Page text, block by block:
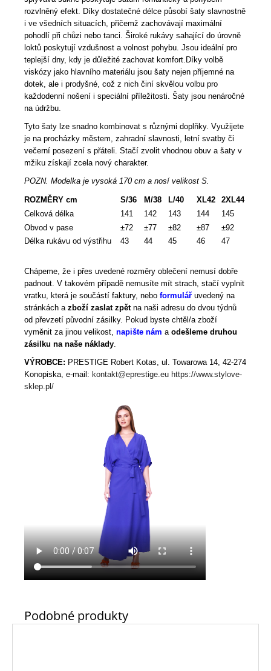
rozvlněný efekt. Díky dostatečné délce působí šaty slavnostně
i ve všedních situacích, přičemž zachovávají maximální
pohodlí při chůzi nebo tanci. Široké rukávy sahající do úrovně
loktů poskytují vzdušnost a volnost pohybu. Jsou ideální pro
teplejší dny, kdy je důležité zachovat komfort.Díky volbě
viskózy jako hlavního materiálu jsou šaty nejen příjemné na
dotek, ale i prodyšné, což z nich činí skvělou volbu pro
každodenní nošení i speciální příležitosti. Šaty jsou nenáročné
na údržbu.
Tyto šaty lze snadno kombinovat s různými doplňky. Využijete
je na procházky městem, zahradní slavnosti, letní svatby či
večerní posezení s přáteli. Stačí zvolit vhodnou obuv a šaty v
mžiku získají zcela nový charakter.
POZN. Modelka je vysoká 170 cm a nosí velikost S.
ROZMĚRY cm S/36 M/38 L/40 XL42
2XL44
Celková délka
141 142 143 144
145
Obvod v pase
±72 ±77 ±82 ±87
±92
Délka rukávu od výstřihu
43 44 45 46 47
Chápeme, že i přes uvedené rozměry oblečení nemusí dobře
padnout. V takovém případě nemusíte mít strach, stačí vyplnit
vratku, která je součástí faktury, nebo formulář uvedený na
stránkách a zboží zaslat zpětna naši adresu do dvou týdnů
od převzetí původní zásilky. Pokud byste chtěl/a zboží
vyměnit za jinou velikost, napište nám a odešleme druhou
zásilku na naše náklady
VÝROBCE: PRESTIGE Robert Kotas, ul. Towarowa 14, 42-274
Konopiska, e-mail: kontakt@eprestige.eu https://www.stylove-
sklep.pl/